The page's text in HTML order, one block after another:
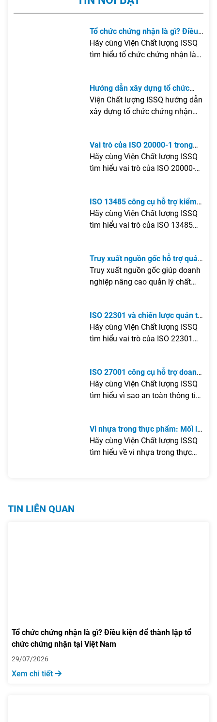
Tổ chức chứng nhận là gì? Điều
kiện để thành lập tổ chức chứng
nhận tại Việt Nam
Hãy cùng Viện Chất lượng ISSQ
tìm hiểu tổ chức chứng nhận là
như các lưu ý quan trọng giúp
doanh nghiệp xây dựng tổ chức
chứng nhận hiệu quả và đúng
Hướng dẫn xây dựng tổ chức
chứng nhận
Viện Chất lượng ISSQ hướng dẫn
xây dựng tổ chức chứng nhận
chuyên gia, xây dựng hệ thống
quản lý đến đăng ký công nhận
và đưa tổ chức vào vận hành
Vai trò của ISO 20000-1 trong
quá trình chuyển đổi số của
doanh nghiệp
Hãy cùng Viện Chất lượng ISSQ
tìm hiểu vai trò của ISO 20000-
những giá trị mà tiêu chuẩn này
mang lại đối với việc nâng cao
chất lượng dịch vụ công nghệ
ISO 13485 công cụ hỗ trợ kiểm
soát quy trình sản xuất trang
thiết bị y tế
Hãy cùng Viện Chất lượng ISSQ
tìm hiểu vai trò của ISO 13485
bài viết dưới đây.
Truy xuất nguồn gốc hỗ trợ quản
lý chất lượng và kiểm soát rủi ro
sản phẩm
Truy xuất nguồn gốc giúp doanh
nghiệp nâng cao quản lý chất
phẩm.
ISO 22301 và chiến lược quản trị
rủi ro doanh nghiệp
Hãy cùng Viện Chất lượng ISSQ
tìm hiểu vai trò của ISO 22301
mà tiêu chuẩn này mang lại
trong việc nâng cao khả năng
ứng phó trước các biến động.
ISO 27001 công cụ hỗ trợ doanh
nghiệp bảo mật an toàn thông
tin
Hãy cùng Viện Chất lượng ISSQ
tìm hiểu vì sao an toàn thông tin
trong việc bảo vệ dữ liệu doanh
nghiệp.
Vi nhựa trong thực phẩm: Mối lo
từ các sản phẩm nhựa tiếp xúc
trực tiếp với đồ ăn
Hãy cùng Viện Chất lượng ISSQ
tìm hiểu về vi nhựa trong thực
TIN LIÊN QUAN
Tổ chức chứng nhận là gì? Điều kiện để thành lập tổ
chức chứng nhận tại Việt Nam
29/07/2026
Xem chi tiết